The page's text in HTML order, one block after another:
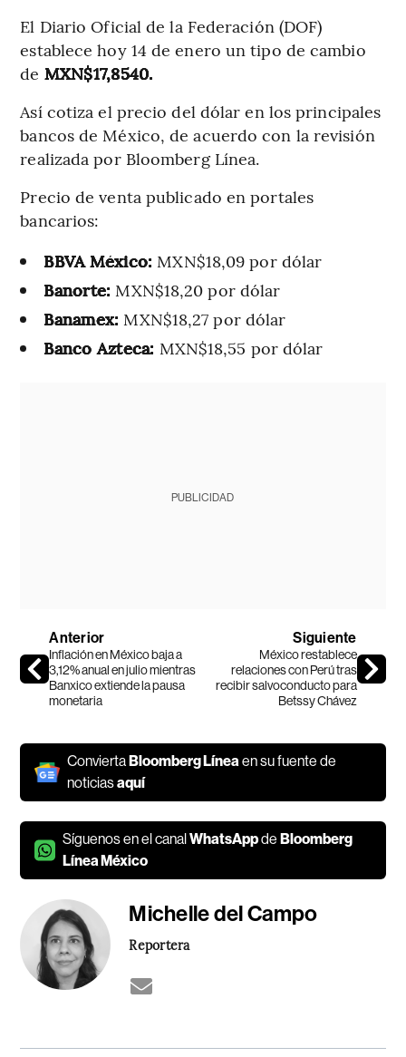
El Diario Oficial de la Federación (DOF)
establece hoy 14 de enero un tipo de cambio
de MXN$17,8540.
Así cotiza el precio del dólar en los principales
bancos de México, de acuerdo con la revisión
realizada por Bloomberg Línea.
Precio de venta publicado en portales
bancarios:
BBVA México: MXN$18,09 por dólar
Banorte: MXN$18,20 por dólar
Banamex: MXN$18,27 por dólar
Banco Azteca: MXN$18,55 por dólar
PUBLICIDAD
Anterior
Inflación en México baja a
3,12% anual en julio mientras
Banxico extiende la pausa
monetaria
Siguiente
México restablece
relaciones con Perú tras
recibir salvoconducto para
Betssy Chávez
ConviertaBloomberg Líneaen su fuente de
noticiasaquí
Síguenos en el canalWhatsAppdeBloomberg
Línea México
Michelle del Campo
Reportera